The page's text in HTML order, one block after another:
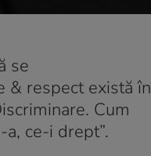
se
& respect există în
Cum
ce-i drept”.